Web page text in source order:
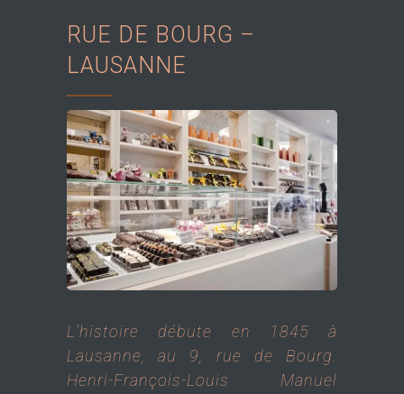
RUE DE BOURG –
LAUSANNE
L’histoire débute en 1845 à
Lausanne, au 9, rue de Bourg.
Henri-François-Louis Manuel